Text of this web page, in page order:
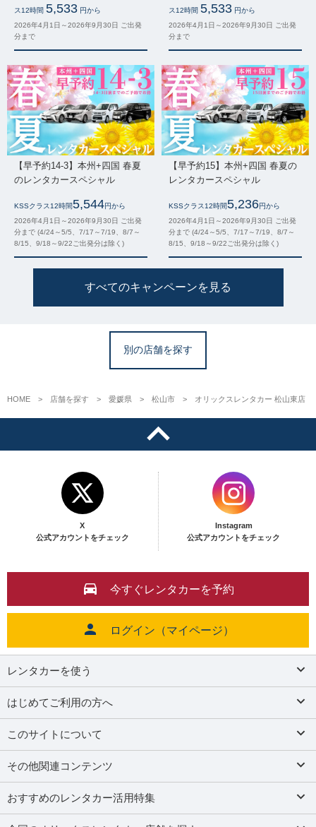
ス12時間 5,533 円から
2026年4月1日～2026年9月30日 ご出発
分まで
ス12時間 5,533 円から
2026年4月1日～2026年9月30日 ご出発
分まで
【早予約14-3】本州+四国 春夏
のレンタカースペシャル
KSSクラス12時間5,544円から
2026年4月1日～2026年9月30日 ご出発
分まで (4/24～5/5、7/17～7/19、8/7～
8/15、9/18～9/22ご出発分は除く)
【早予約15】本州+四国 春夏の
レンタカースペシャル
KSSクラス12時間5,236円から
2026年4月1日～2026年9月30日 ご出発
分まで (4/24～5/5、7/17～7/19、8/7～
8/15、9/18～9/22ご出発分は除く)
すべてのキャンペーンを見る
別の店舗を探す
HOME 店舗を探す 愛媛県 松山市 オリックスレンタカー 松山東店
X
公式アカウントをチェック
Instagram
公式アカウントをチェック
今すぐレンタカーを予約
ログイン（マイページ）
レンタカーを使う
はじめてご利用の方へ
このサイトについて
その他関連コンテンツ
おすすめのレンタカー活用特集